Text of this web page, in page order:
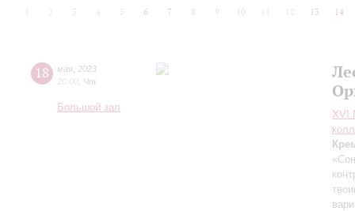
2 3 4 5 6 7 8 9 10 12 13 14
18 мая 2023
20:00 Чт
Большой зал
XVI